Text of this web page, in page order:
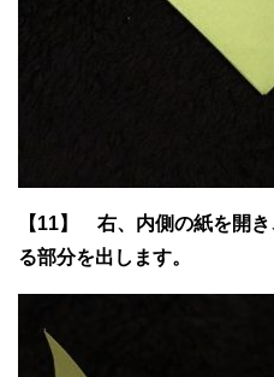
【11】 右、内側の紙を開
る部分を出します。